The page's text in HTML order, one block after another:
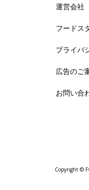
運営会社
フードス
プライバ
広告のご
お問い合
Copyright ©